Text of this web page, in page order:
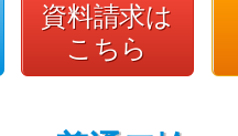
資料請求は
こちら